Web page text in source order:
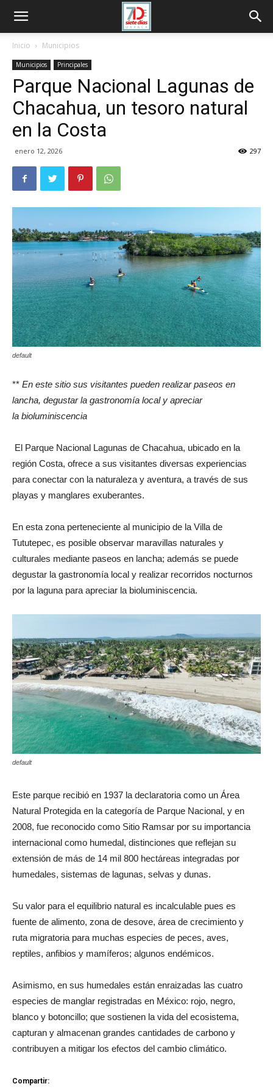
Inicio Municipios
Municipios Principales
Parque Nacional Lagunas de
Chacahua, un tesoro natural
en la Costa
enero 12, 2026 297
default
** En este sitio sus visitantes pueden realizar paseos en
lancha, degustar la gastronomía local y apreciar
la bioluminiscencia
El Parque Nacional Lagunas de Chacahua, ubicado en la
región Costa, ofrece a sus visitantes diversas experiencias
para conectar con la naturaleza y aventura, a través de sus
playas y manglares exuberantes.
En esta zona perteneciente al municipio de la Villa de
Tututepec, es posible observar maravillas naturales y
culturales mediante paseos en lancha; además se puede
degustar la gastronomía local y realizar recorridos nocturnos
por la laguna para apreciar la bioluminiscencia.
default
Este parque recibió en 1937 la declaratoria como un Área
Natural Protegida en la categoría de Parque Nacional, y en
2008, fue reconocido como Sitio Ramsar por su importancia
internacional como humedal, distinciones que reflejan su
extensión de más de 14 mil 800 hectáreas integradas por
humedales, sistemas de lagunas, selvas y dunas.
Su valor para el equilibrio natural es incalculable pues es
fuente de alimento, zona de desove, área de crecimiento y
ruta migratoria para muchas especies de peces, aves,
reptiles, anfibios y mamíferos; algunos endémicos.
Asimismo, en sus humedales están enraizadas las cuatro
especies de manglar registradas en México: rojo, negro,
blanco y botoncillo; que sostienen la vida del ecosistema,
capturan y almacenan grandes cantidades de carbono y
contribuyen a mitigar los efectos del cambio climático.
Compartir: